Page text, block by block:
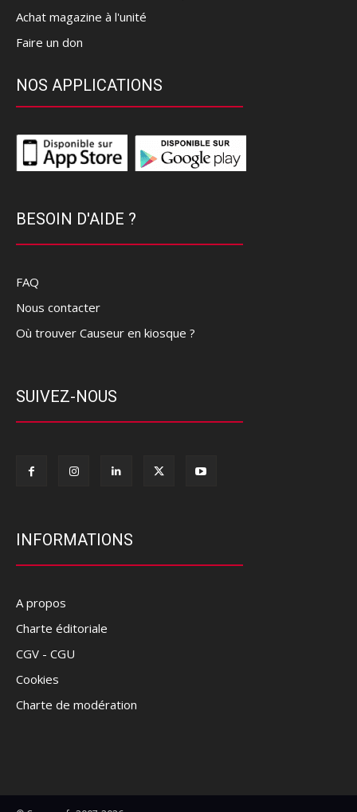
Achat magazine à l'unité
Faire un don
NOS APPLICATIONS
BESOIN D'AIDE ?
FAQ
Nous contacter
Où trouver Causeur en kiosque ?
SUIVEZ-NOUS
INFORMATIONS
A propos
Charte éditoriale
CGV - CGU
Cookies
Charte de modération